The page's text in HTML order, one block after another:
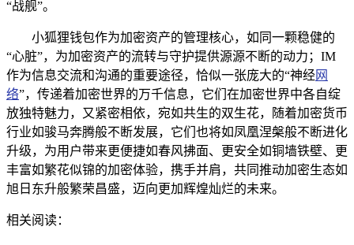
“战舰”。
小狐狸钱包作为加密资产的管理核心，如同一颗稳健的
“心脏”，为加密资产的流转与守护提供源源不断的动力；IM
作为信息交流和沟通的重要途径，恰似一张庞大的“神经网
络”，传递着加密世界的万千信息，它们在加密世界中各自绽
放独特魅力，又紧密相依，宛如共生的双生花，随着加密货币
行业如骏马奔腾般不断发展，它们也将如凤凰涅槃般不断进化
升级，为用户带来更便捷如春风拂面、更安全如铜墙铁壁、更
丰富如繁花似锦的加密体验，携手并肩，共同推动加密生态如
旭日东升般繁荣昌盛，迈向更加辉煌灿烂的未来。
相关阅读：